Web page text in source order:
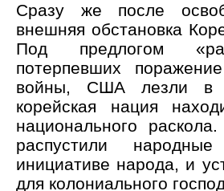
Сразу же после
внешняя обстановка
Под предлогом
потерпевших
войны, США лезли в
корейская нация
национального
распустили
инициативе народа, и
для колониального